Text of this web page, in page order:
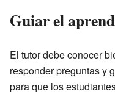
Guiar el
El tutor debe conocer
responder preguntas y
para que los